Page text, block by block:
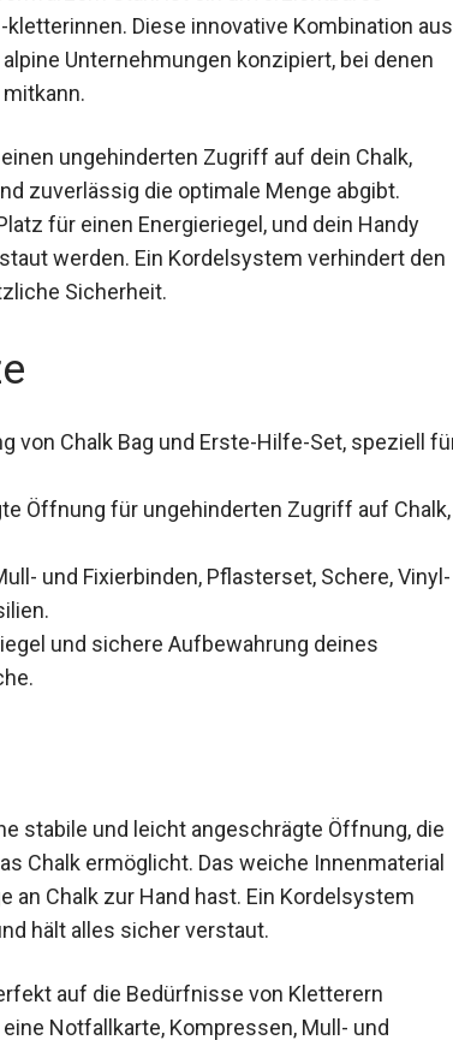
Diese innovative Kombination aus
Unternehmungen konzipiert, bei denen
ungehinderten Zugriff auf dein Chalk,
zuverlässig die optimale Menge abgibt.
für einen Energieriegel, und dein Handy
werden. Ein Kordelsystem verhindert den
Sicherheit.
von Chalk Bag und Erste-Hilfe-Set, speziell
Öffnung für ungehinderten Zugriff auf Chalk,
und Fixierbinden, Pflasterset, Schere, Vinyl-
und sichere Aufbewahrung deines
stabile und leicht angeschrägte Öffnung, die
Chalk ermöglicht. Das weiche Innenmaterial
an Chalk zur Hand hast. Ein Kordelsystem
hält alles sicher verstaut.
auf die Bedürfnisse von Kletterern
Notfallkarte, Kompressen, Mull- und